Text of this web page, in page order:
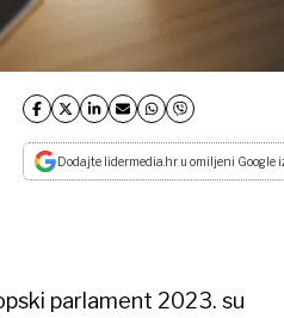
Dodajte lidermedia.hr u omiljeni Google
parlament 2023. su